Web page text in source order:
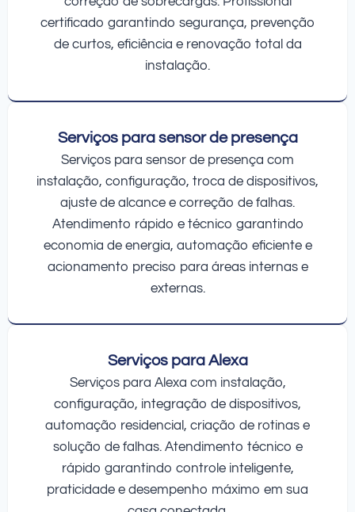
certificado garantindo segurança, prevenção
de curtos, eficiência e renovação total da
instalação.
Serviços para sensor de presença
Serviços para sensor de presença com
instalação, configuração, troca de dispositivos,
ajuste de alcance e correção de falhas.
Atendimento rápido e técnico garantindo
economia de energia, automação eficiente e
acionamento preciso para áreas internas e
externas.
Serviços para Alexa
Serviços para Alexa com instalação,
configuração, integração de dispositivos,
automação residencial, criação de rotinas e
solução de falhas. Atendimento técnico e
rápido garantindo controle inteligente,
praticidade e desempenho máximo em sua